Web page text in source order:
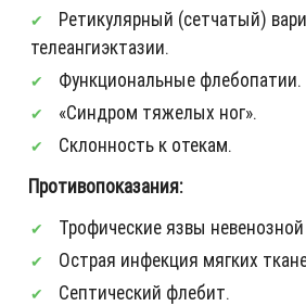
Ретикулярный (сетчатый)
телеангиэктазии.
Функциональные флебопатии.
«Синдром тяжелых ног».
Склонность к отекам.
Противопоказания:
Трофические язвы
Острая инфекция мягких
Септический флебит.